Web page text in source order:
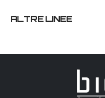
ALTRELINEE